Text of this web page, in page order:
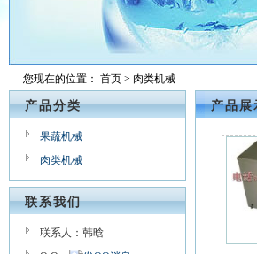
您现在的位置： 首页 > 肉类机械
产品分类
果蔬机械
肉类机械
联系我们
联系人：韩晗
产品展